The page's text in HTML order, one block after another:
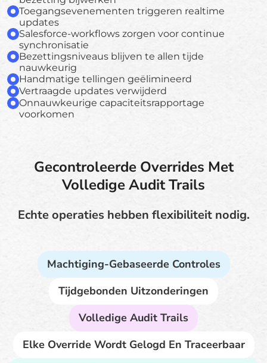
Toegangsevenementen triggeren realtime
updates
Salesforce-workflows zorgen voor continue
synchronisatie
Bezettingsniveaus blijven te allen tijde
nauwkeurig
Handmatige tellingen geëlimineerd
Vertraagde updates verwijderd
Onnauwkeurige capaciteitsrapportage
voorkomen
Gecontroleerde Overrides Met
Volledige Audit Trails
Echte operaties hebben flexibiliteit nodig.
Machtiging-Gebaseerde Controles
Tijdgebonden Uitzonderingen
Volledige Audit Trails
Elke Override Wordt Gelogd En Traceerbaar